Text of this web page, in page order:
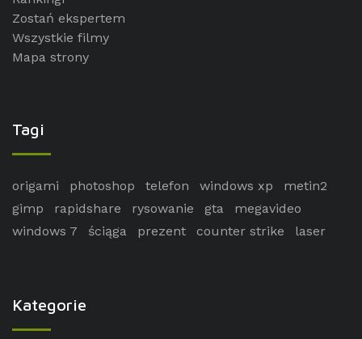
Zostań ekspertem
Wszystkie filmy
Mapa strony
Tagi
origami photoshop telefon windows xp
metin2
gimp
rapidshare rysowanie gta
megavideo
windows 7
ściąga prezent counter strike laser
Kategorie